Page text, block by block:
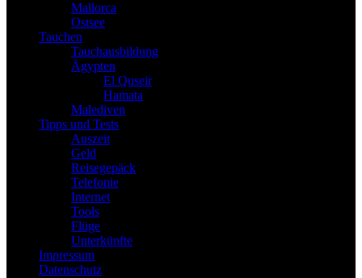
Mallorca
Ostsee
Tauchen
Tauchausbildung
Ägypten
El Quseir
Hamata
Malediven
Tipps und Tests
Auszeit
Geld
Reisegepäck
Telefonie
Internet
Tools
Flüge
Unterkünfte
Impressum
Datenschutz